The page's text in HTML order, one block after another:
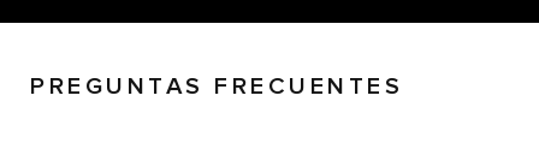
PREGUNTAS FRECUENTES